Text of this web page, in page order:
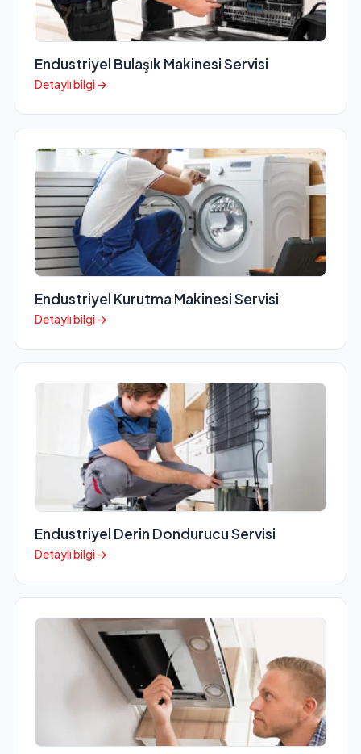
Endustriyel Bulaşık Makinesi Servisi
Detaylı bilgi →
Endustriyel Kurutma Makinesi Servisi
Detaylı bilgi →
Endustriyel Derin Dondurucu Servisi
Detaylı bilgi →